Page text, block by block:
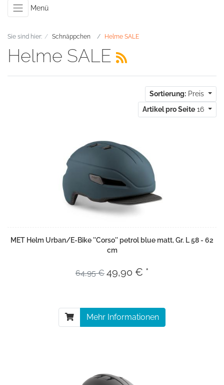
Menü
Sie sind hier: Schnäppchen Helme SALE
Helme SALE
Sortierung: Preis
Artikel pro Seite 16
MET Helm Urban/E-Bike ''Corso'' petrol blue matt, Gr. L 58 - 62
cm
64,95 € 49,90 € *
Mehr Informationen